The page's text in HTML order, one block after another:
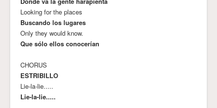
Looking for the places
Buscando los lugares
Only they would know.
Que sólo ellos conocerían
CHORUS
ESTRIBILLO
Lie-la-lie.....
Lie-la-lie.....